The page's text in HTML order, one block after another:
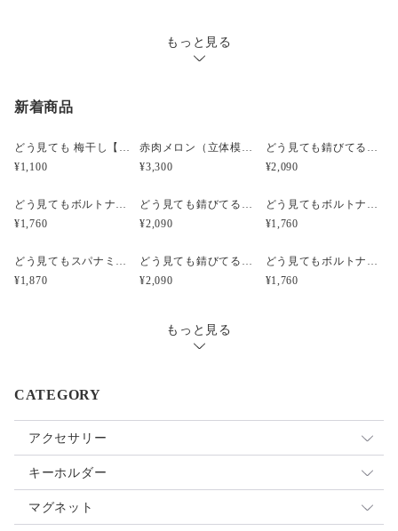
もっと見る
新着商品
どう見ても 梅干し【みつ漬け】）（立体模型）☆リアルな食品サンプルのキーホルダー
¥1,100
赤肉メロン（立体模型）小サイズ☆リアルな食品サンプルのフルーツピアス
¥3,300
どう見ても錆びてるボルトナットのピアス（立体模型）☆ぺケ鉄TOOL☆リアルな工具模型のピアス
¥2,090
どう見てもボルトナットのピアス（立体模型）☆ぺケ鉄TOOL☆リアルな工具模型のピアス
¥1,760
どう見ても錆びてるボルトナットのキーホルダー【SABI】（立体模型）☆ぺケ鉄TOOL☆リアルな工具模型のキーホルダー
¥2,090
どう見てもボルトナットのキーホルダー【無限ネジネジ】（立体模型）☆ぺケ鉄TOOL☆リアルな工具模型のキーホルダー
¥1,760
どう見てもスパナミニS67のピアス【シルバー】（立体模型）☆ぺケ鉄TOOL☆リアルな工具模型のピアス
¥1,870
どう見ても錆びてるボルトナットのイヤリング（立体模型）☆ぺケ鉄TOOL☆リアルな工具模型のイヤリング
¥2,090
どう見てもボルトナットのイヤリング（立体模型）☆ぺケ鉄TOOL☆リアルな工具模型のイヤリング
¥1,760
もっと見る
CATEGORY
アクセサリー
イヤリング
ピアス
キーホルダー
ストラップ
マグネット